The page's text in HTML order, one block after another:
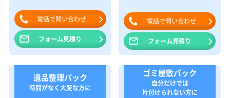
電話で問い合わせ
フォーム見積り
電話で問い合わせ
フォーム見積り
遺品整理パック
時間がなく大変な方に
ゴミ屋敷パック
自分だけでは
片付けられない方に